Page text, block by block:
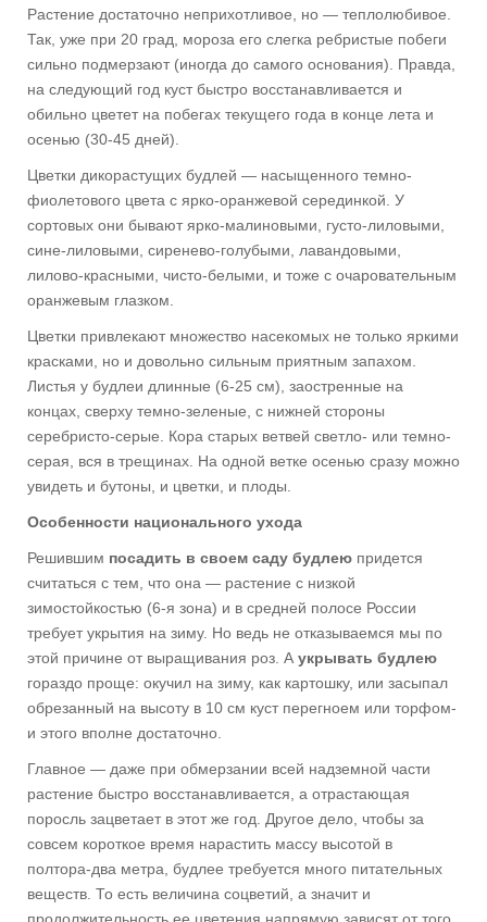
Растение достаточно неприхотливое, но — теплолюбивое.
Так, уже при 20 град, мороза его слегка ребристые побеги
сильно подмерзают (иногда до самого основания). Правда,
на следующий год куст быстро восстанавливается и
обильно цветет на побегах текущего года в конце лета и
осенью (30-45 дней).
Цветки дикорастущих будлей — насыщенного темно-
фиолетового цвета с ярко-оранжевой серединкой. У
сортовых они бывают ярко-малиновыми, густо-лиловыми,
сине-лиловыми, сиренево-голубыми, лавандовыми,
лилово-красными, чисто-белыми, и тоже с очаровательным
оранжевым глазком.
Цветки привлекают множество насекомых не только яркими
красками, но и довольно сильным приятным запахом.
Листья у будлеи длинные (6-25 см), заостренные на
концах, сверху темно-зеленые, с нижней стороны
серебристо-серые. Кора старых ветвей светло- или темно-
серая, вся в трещинах. На одной ветке осенью сразу можно
увидеть и бутоны, и цветки, и плоды.
Особенности национального ухода
Решившим посадить в своем саду будлею придется
считаться с тем, что она — растение с низкой
зимостойкостью (6-я зона) и в средней полосе России
требует укрытия на зиму. Но ведь не отказываемся мы по
этой причине от выращивания роз. А укрывать будлею
гораздо проще: окучил на зиму, как картошку, или засыпал
обрезанный на высоту в 10 см куст перегноем или торфом-
и этого вполне достаточно.
Главное — даже при обмерзании всей надземной части
растение быстро восстанавливается, а отрастающая
поросль зацветает в этот же год. Другое дело, чтобы за
совсем короткое время нарастить массу высотой в
полтора-два метра, будлее требуется много питательных
веществ. То есть величина соцветий, а значит и